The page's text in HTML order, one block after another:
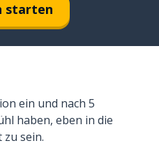
starten
ein und nach 5
haben, eben in die
sein.